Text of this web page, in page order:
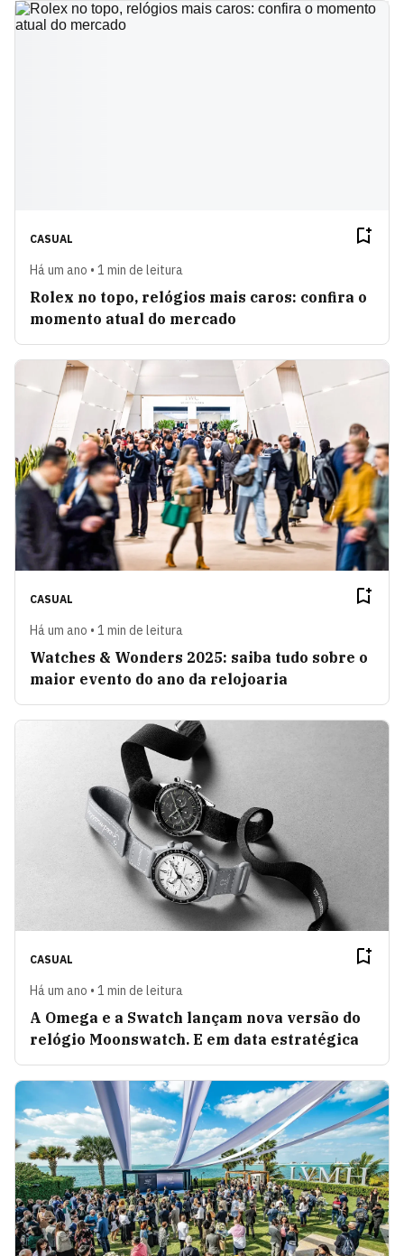
CASUAL
Há um ano • 1 min de leitura
Rolex no topo, relógios mais caros: confira o
momento atual do mercado
CASUAL
Há um ano • 1 min de leitura
Watches & Wonders 2025: saiba tudo sobre o
maior evento do ano da relojoaria
CASUAL
Há um ano • 1 min de leitura
A Omega e a Swatch lançam nova versão do
relógio Moonswatch. E em data estratégica